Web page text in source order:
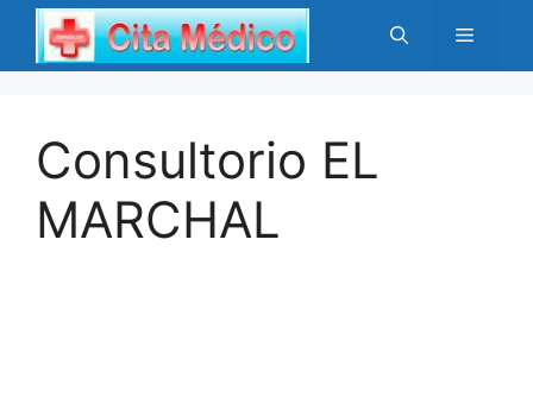
Saltar
contenido
Menú
Consultorio EL
MARCHAL